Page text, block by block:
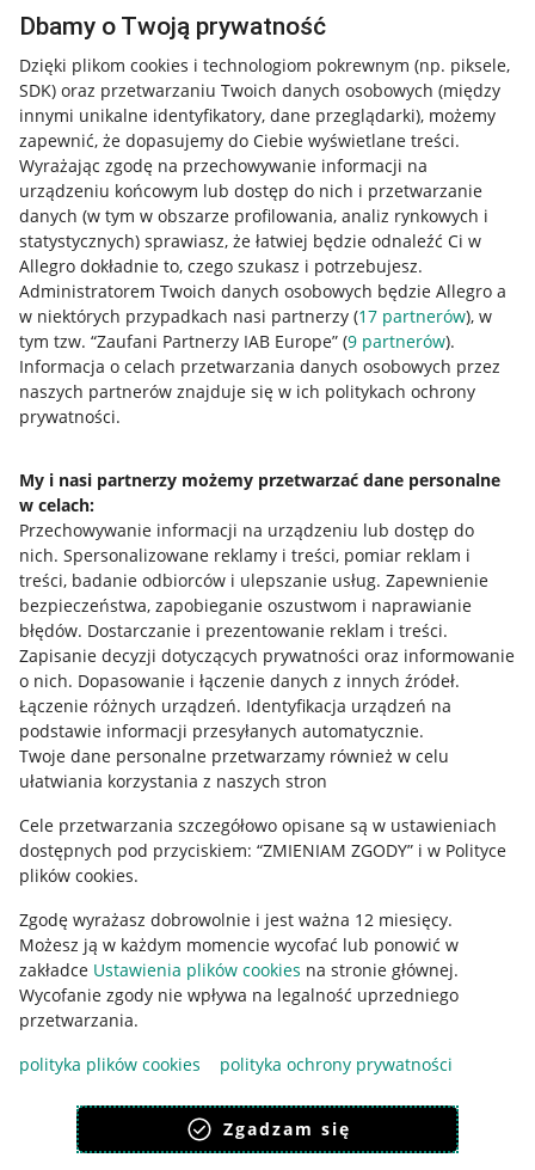
Dbamy o Twoją prywatność
Dzięki plikom cookies i technologiom pokrewnym (np. piksele,
SDK) oraz przetwarzaniu Twoich danych osobowych (między
innymi unikalne identyfikatory, dane przeglądarki), możemy
zapewnić, że dopasujemy do Ciebie wyświetlane treści.
Wyrażając zgodę na przechowywanie informacji na
urządzeniu końcowym lub dostęp do nich i przetwarzanie
danych (w tym w obszarze profilowania, analiz rynkowych i
statystycznych) sprawiasz, że łatwiej będzie odnaleźć Ci w
Allegro dokładnie to, czego szukasz i potrzebujesz.
Administratorem Twoich danych osobowych będzie Allegro a
w niektórych przypadkach nasi partnerzy (17 partnerów), w
tym tzw. “Zaufani Partnerzy IAB Europe” (9 partnerów).
Informacja o celach przetwarzania danych osobowych przez
naszych partnerów znajduje się w ich politykach ochrony
prywatności.
My i nasi partnerzy możemy przetwarzać dane personalne
w celach:
Przechowywanie informacji na urządzeniu lub dostęp do
nich. Spersonalizowane reklamy i treści, pomiar reklam i
treści, badanie odbiorców i ulepszanie usług. Zapewnienie
bezpieczeństwa, zapobieganie oszustwom i naprawianie
błędów. Dostarczanie i prezentowanie reklam i treści.
Zapisanie decyzji dotyczących prywatności oraz informowanie
o nich. Dopasowanie i łączenie danych z innych źródeł.
Łączenie różnych urządzeń. Identyfikacja urządzeń na
podstawie informacji przesyłanych automatycznie.
Twoje dane personalne przetwarzamy również w celu
ułatwiania korzystania z naszych stron
Cele przetwarzania szczegółowo opisane są w ustawieniach
dostępnych pod przyciskiem: “ZMIENIAM ZGODY” i w Polityce
plików cookies.
Zgodę wyrażasz dobrowolnie i jest ważna 12 miesięcy.
Możesz ją w każdym momencie wycofać lub ponowić w
zakładce Ustawienia plików cookies na stronie głównej.
Wycofanie zgody nie wpływa na legalność uprzedniego
przetwarzania.
polityka plików cookies
polityka ochrony prywatności
Zgadzam się
Przydatne informacje
Jak to działa
Allegro Gadane dla sprzedających
Allegro Gadane dla kupujących
Mapa miejscowości
Informacje prawne
Regulamin
Polityka plików "cookies"
Ustawienia plików "cookies"
Udostępnianie lokalizacji
Informacje dla Aktu o Usługach Cyfrowych
Pobierz aplikację